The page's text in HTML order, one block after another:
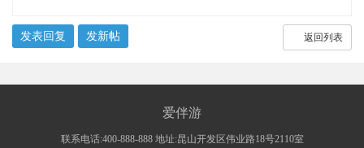
发表回复 发新帖 返回列表
爱伴游
联系电话:400-888-888 地址:昆山开发区伟业路18号2110室